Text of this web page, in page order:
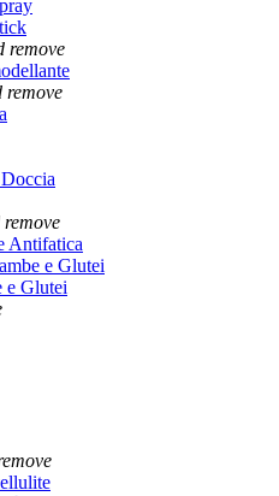
remove
remove
remove
Antifatica
e Glutei
e Glutei